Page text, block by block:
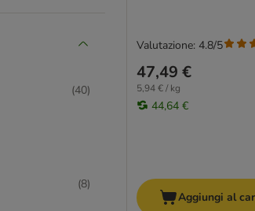
(40)
(8)
47,49 €
5,94 € / kg
44,64 €
Valutazione: 4.8/5
Aggiungi al